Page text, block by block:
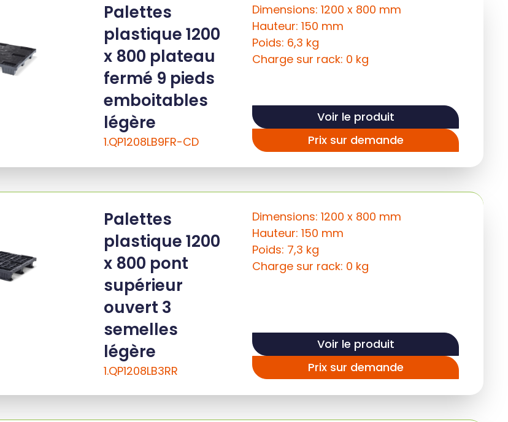
Palettes
plastique 1200
x 800 plateau
fermé 9 pieds
emboitables
légère
1.QP1208LB9FR-CD
Dimensions: 1200 x 800 mm
Hauteur: 150 mm
Poids: 6,3 kg
Charge sur rack: 0 kg
Voir le produit
Prix sur demande
Palettes
plastique 1200
x 800 pont
supérieur
ouvert 3
semelles
légère
1.QP1208LB3RR
Dimensions: 1200 x 800 mm
Hauteur: 150 mm
Poids: 7,3 kg
Charge sur rack: 0 kg
Voir le produit
Prix sur demande